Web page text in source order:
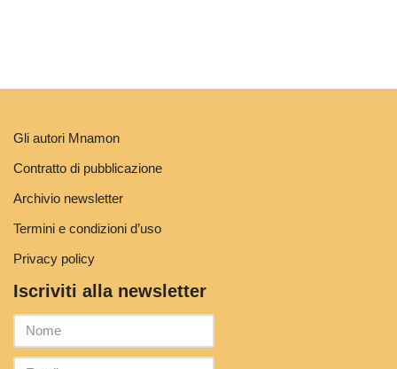
Gli autori Mnamon
Contratto di pubblicazione
Archivio newsletter
Termini e condizioni d’uso
Privacy policy
Iscriviti alla newsletter